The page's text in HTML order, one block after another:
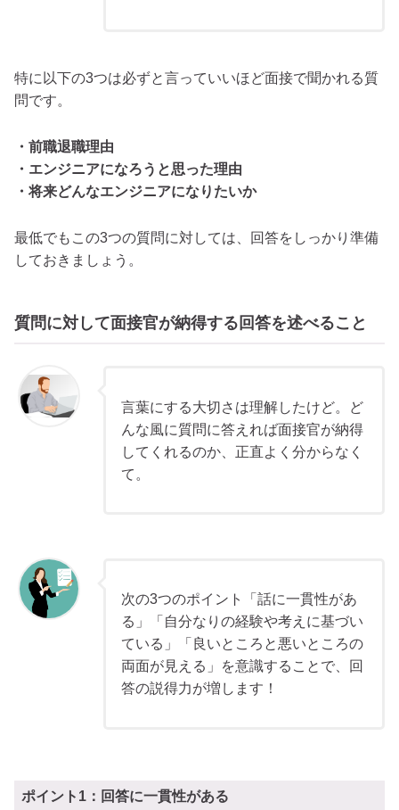
特に以下の3つは必ずと言っていいほど面接で聞かれる質
問です。
・前職退職理由
・エンジニアになろうと思った理由
・将来どんなエンジニアになりたいか
最低でもこの3つの質問に対しては、回答をしっかり準備
しておきましょう。
質問に対して面接官が納得する回答を述べること
言葉にする大切さは理解したけど。ど
んな風に質問に答えれば面接官が納得
してくれるのか、正直よく分からなく
て。
次の3つのポイント「話に一貫性があ
る」「自分なりの経験や考えに基づい
ている」「良いところと悪いところの
両面が見える」を意識することで、回
答の説得力が増します！
ポイント1：回答に一貫性がある